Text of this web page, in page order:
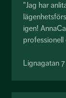
"Jag har
igen!
Lignagatan 7